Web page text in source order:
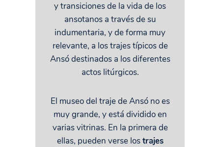
y transiciones de la vida de los
ansotanos a través de su
indumentaria, y de forma muy
relevante, a los trajes típicos de
Ansó destinados a los diferentes
actos litúrgicos.
El museo del traje de Ansó no es
muy grande, y está dividido en
varias vitrinas. En la primera de
ellas, pueden verse lostrajes